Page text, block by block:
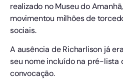
realizado no Museu do
movimentou milhões de
sociais.
A ausência de Richarlison já
seu nome incluído na pré-lista
convocação.